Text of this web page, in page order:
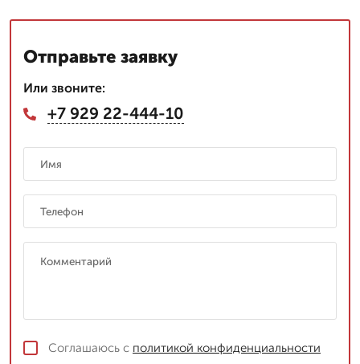
Отправьте заявку
Или звоните:
+7 929 22-444-10
Соглашаюсь с политикой конфиденциальности